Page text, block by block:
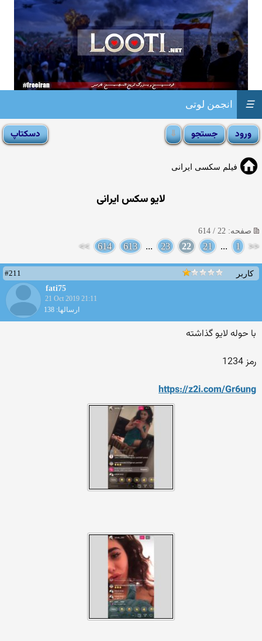
انجمن لوتی ☰
فیلم سکسی ایرانی
لایو سکس ایرانی
صفحه: 22 / 614
<<
1
...
21
22
23
...
613
614
>>
کاربر
#211
fati75
21 Oct 2019 21:11
ارسالها: 138
با حوله لایو گذاشته
رمز 1234
https://z2i.com/Gr6ung